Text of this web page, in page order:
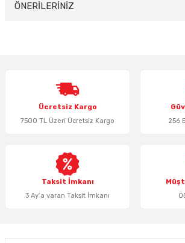
ÖNERİLERİNİZ
Ürün resmi kalitesiz, bozuk veya
Ürün açıklamasında eksik bilgiler bulunuyor.
Ürün bilgilerinde hatalar bulunuyor.
Bu ürüne benzer farklı alternatifler olmalı.
Ücretsiz Kargo
7500 TL Üzeri Ücretsiz Kargo 256
Taksit İmkanı
3 Ay’a varan Taksit İmkanı